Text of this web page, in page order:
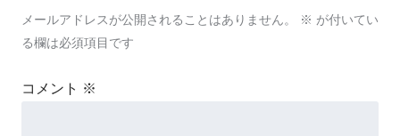
メールアドレスが公開されることはありません。 ※ が付いてい
る欄は必須項目です
コメント ※